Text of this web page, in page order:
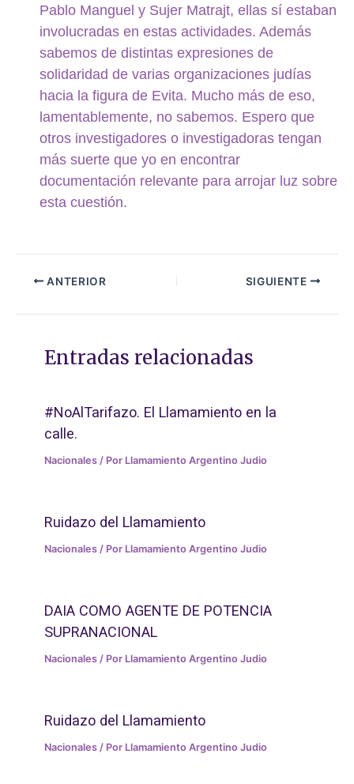
Pablo Manguel y Sujer Matrajt, ellas sí estaban
involucradas en estas actividades. Además
sabemos de distintas expresiones de
solidaridad de varias organizaciones judías
hacia la figura de Evita. Mucho más de eso,
lamentablemente, no sabemos. Espero que
otros investigadores o investigadoras tengan
más suerte que yo en encontrar
documentación relevante para arrojar luz sobre
esta cuestión.
ANTERIOR SIGUIENTE
Entradas relacionadas
#NoAlTarifazo. El Llamamiento en la
calle.
Nacionales / Por Llamamiento Argentino Judio
Ruidazo del Llamamiento
Nacionales / Por Llamamiento Argentino Judio
DAIA COMO AGENTE DE POTENCIA
SUPRANACIONAL
Nacionales / Por Llamamiento Argentino Judio
Ruidazo del Llamamiento
Nacionales / Por Llamamiento Argentino Judio